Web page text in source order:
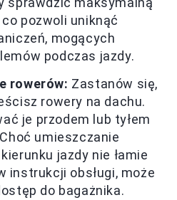
pozwoli uniknąć
mogących
podczas jazdy.
rowerów: Zastanów się,
rowery na dachu.
je przodem lub tyłem
umieszczanie
jazdy nie łamie
instrukcji obsługi, może
do bagażnika.